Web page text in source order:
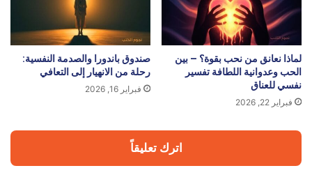
لماذا نعانق من نحب بقوة؟ – بين
الحب وعدوانية اللطافة تفسير
نفسي للعناق
فبراير 22, 2026
صندوق باندورا والصدمة النفسية:
رحلة من الانهيار إلى التعافي
فبراير 16, 2026
اترك تعليقاً